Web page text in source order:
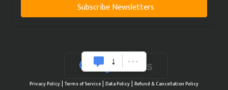
Subscribe Newsletters
Privacy Policy| Terms of Service| Data Policy| Refund & Cancellation Policy